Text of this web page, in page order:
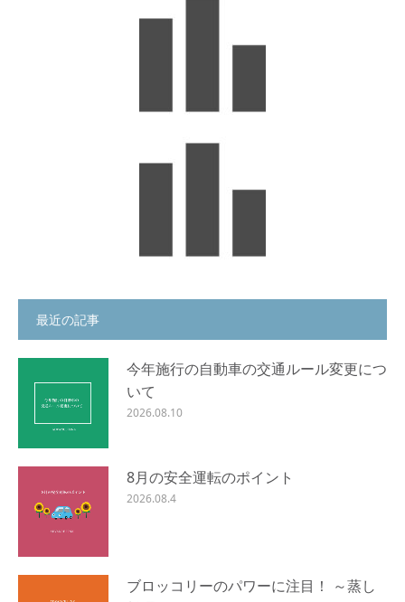
最近の記事
今年施行の自動車の交通ルール変更につ
いて
2026.08.10
8月の安全運転のポイント
2026.08.4
ブロッコリーのパワーに注目！ ～蒸し